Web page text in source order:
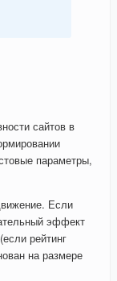
сайтов в
параметры,
Если
эффект
рейтинг
на размере